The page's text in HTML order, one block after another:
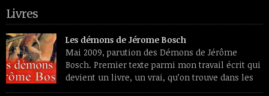
Livres
Les démons de Jérome Bosch
Mai 2009, parution des Démons de Jérôme
Bosch. Premier texte parmi mon travail écrit qui
devient un livre, un vrai, qu’on trouve dans les
librairies et les sites de vente de livres et aura